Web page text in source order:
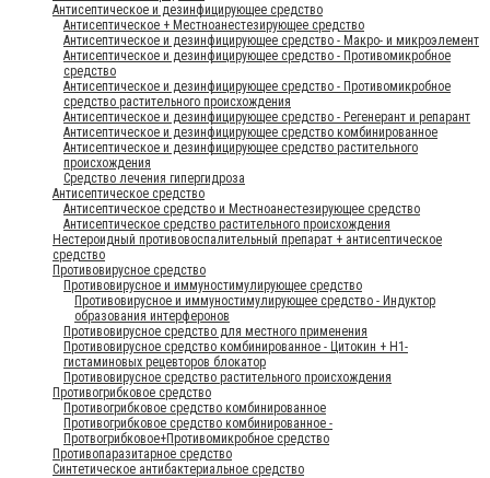
Антисептическое и дезинфицирующее средство
Антисептическое + Местноанестезирующее средство
Антисептическое и дезинфицирующее средство - Макро- и микроэлемент
Антисептическое и дезинфицирующее средство - Противомикробное
средство
Антисептическое и дезинфицирующее средство - Противомикробное
средство растительного происхождения
Антисептическое и дезинфицирующее средство - Регенерант и репарант
Антисептическое и дезинфицирующее средство комбинированное
Антисептическое и дезинфицирующее средство растительного
происхождения
Средство лечения гипергидроза
Антисептическое средство
Антисептическое средство и Местноанестезирующее средство
Антисептическое средство растительного происхождения
Нестероидный противовоспалительный препарат + антисептическое
средство
Противовирусное средство
Противовирусное и иммуностимулирующее средство
Противовирусное и иммуностимулирующее средство - Индуктор
образования интерферонов
Противовирусное средство для местного применения
Противовирусное средство комбинированное - Цитокин + Н1-
гистаминовых рецевторов блокатор
Противовирусное средство растительного происхождения
Противогрибковое средство
Противогрибковое средство комбинированное
Противогрибковое средство комбинированное -
Протвогрибковое+Противомикробное средство
Противопаразитарное средство
Синтетическое антибактериальное средство